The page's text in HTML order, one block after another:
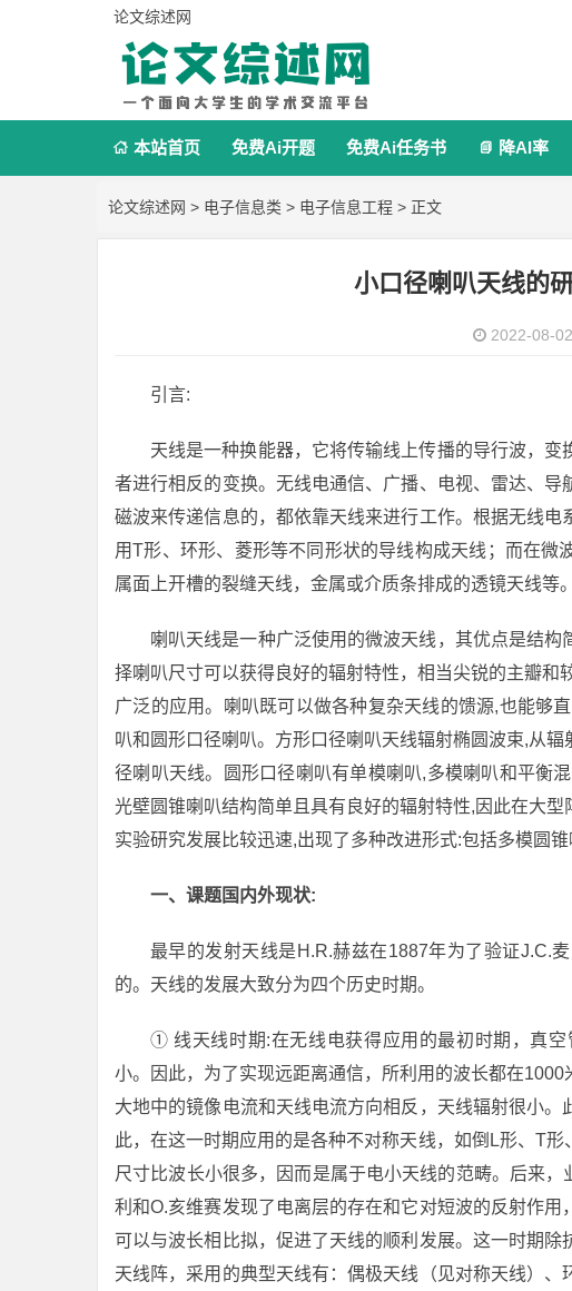
论文综述网
 本站首页 免费Ai开题 免费Ai任务书  降AI率
论文综述网 > 电子信息类 > 电子信息工程 > 正文
小口径喇叭天线的
2022-08-
引言:
天线是一种换能器，它将传输线上传播的导行波，
者进行相反的变换。无线电通信、广播、电视、雷达、
磁波来传递信息的，都依靠天线来进行工作。根据无线
用T形、环形、菱形等不同形状的导线构成天线；而在
属面上开槽的裂缝天线，金属或介质条排成的透镜天线等。
喇叭天线是一种广泛使用的微波天线，其优点是结
择喇叭尺寸可以获得良好的辐射特性，相当尖锐的主瓣和
广泛的应用。喇叭既可以做各种复杂天线的馈源,也能够
叭和圆形口径喇叭。方形口径喇叭天线辐射椭圆波束,从
径喇叭天线。圆形口径喇叭有单模喇叭,多模喇叭和平衡
光壁圆锥喇叭结构简单且具有良好的辐射特性,因此在大
实验研究发展比较迅速,出现了多种改进形式:包括多模圆
一、课题国内外现状:
最早的发射天线是H.R.赫兹在1887年为了验证J.C.
的。天线的发展大致分为四个历史时期。
① 线天线时期:在无线电获得应用的最初时期，真
小。因此，为了实现远距离通信，所利用的波长都在
大地中的镜像电流和天线电流方向相反，天线辐射很小
此，在这一时期应用的是各种不对称天线，如倒L形、T
尺寸比波长小很多，因而是属于电小天线的范畴。后来
利和O.亥维赛发现了电离层的存在和它对短波的反射作
可以与波长相比拟，促进了天线的顺利发展。这一时期
天线阵，采用的典型天线有：偶极天线（见对称天线）